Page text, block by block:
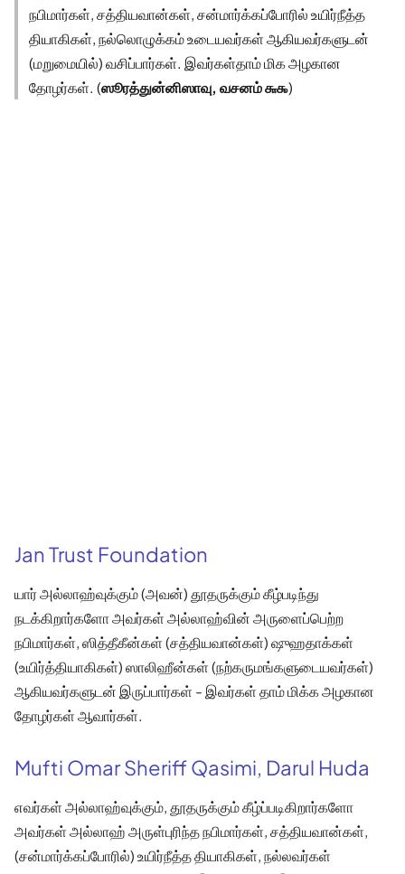
நபிமார்கள், சத்தியவான்கள், சன்மார்க்கப்போரில் உயிர்நீத்த
தியாகிகள், நல்லொழுக்கம் உடையவர்கள் ஆகியவர்களுடன்
(மறுமையில்) வசிப்பார்கள். இவர்கள்தாம் மிக அழகான
தோழர்கள். (ஸூரத்துன்னிஸாவு, வசனம் ௬௯)
Jan Trust Foundation
யார் அல்லாஹ்வுக்கும் (அவன்) தூதருக்கும் கீழ்படிந்து
நடக்கிறார்களோ அவர்கள் அல்லாஹ்வின் அருளைப்பெற்ற
நபிமார்கள், ஸித்தீகீன்கள் (சத்தியவான்கள்) ஷுஹதாக்கள்
(உயிர்த்தியாகிகள்) ஸாலிஹீன்கள் (நற்கருமங்களுடையவர்கள்)
ஆகியவர்களுடன் இருப்பார்கள் - இவர்கள் தாம் மிக்க அழகான
தோழர்கள் ஆவார்கள்.
Mufti Omar Sheriff Qasimi, Darul Huda
எவர்கள் அல்லாஹ்வுக்கும், தூதருக்கும் கீழ்ப்படிகிறார்களோ
அவர்கள் அல்லாஹ் அருள்புரிந்த நபிமார்கள், சத்தியவான்கள்,
(சன்மார்க்கப்போரில்) உயிர்நீத்த தியாகிகள், நல்லவர்கள்